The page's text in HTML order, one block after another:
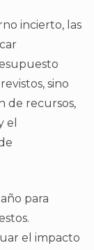
incierto, las
sino
de recursos,
el
para
el impacto